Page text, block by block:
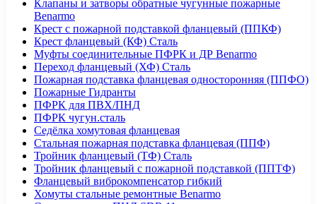
Клапаны и затворы обратные чугунные пожарные
Benarmo
Крест с пожарной подставкой фланцевый (ППКФ)
Крест фланцевый (КФ) Сталь
Муфты соединительные ПФРК и ДР Benarmo
Переход фланцевый (ХФ) Сталь
Пожарная подставка фланцевая односторонняя (ППФО)
Пожарные Гидранты
ПФРК для ПВХ/ПНД
ПФРК чугун.сталь
Седёлка хомутовая фланцевая
Стальная пожарная подставка фланцевая (ППФ)
Тройник фланцевый (ТФ) Сталь
Тройник фланцевый с пожарной подставкой (ППТФ)
Фланцевый виброкомпенсатор гибкий
Хомуты стальные ремонтные Benarmo